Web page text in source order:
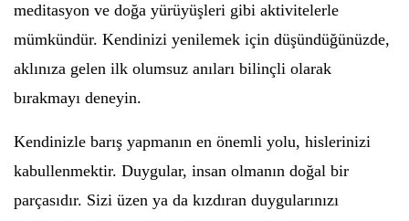
meditasyon ve doğa yürüyüşleri gibi aktivitelerle
mümkündür. Kendinizi yenilemek için düşündüğünüzde,
aklınıza gelen ilk olumsuz anıları bilinçli olarak
bırakmayı deneyin.
Kendinizle barış yapmanın en önemli yolu, hislerinizi
kabullenmektir. Duygular, insan olmanın doğal bir
parçasıdır. Sizi üzen ya da kızdıran duygularınızı